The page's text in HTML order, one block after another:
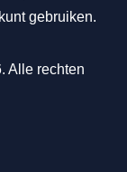
gebruiken.
Alle rechten